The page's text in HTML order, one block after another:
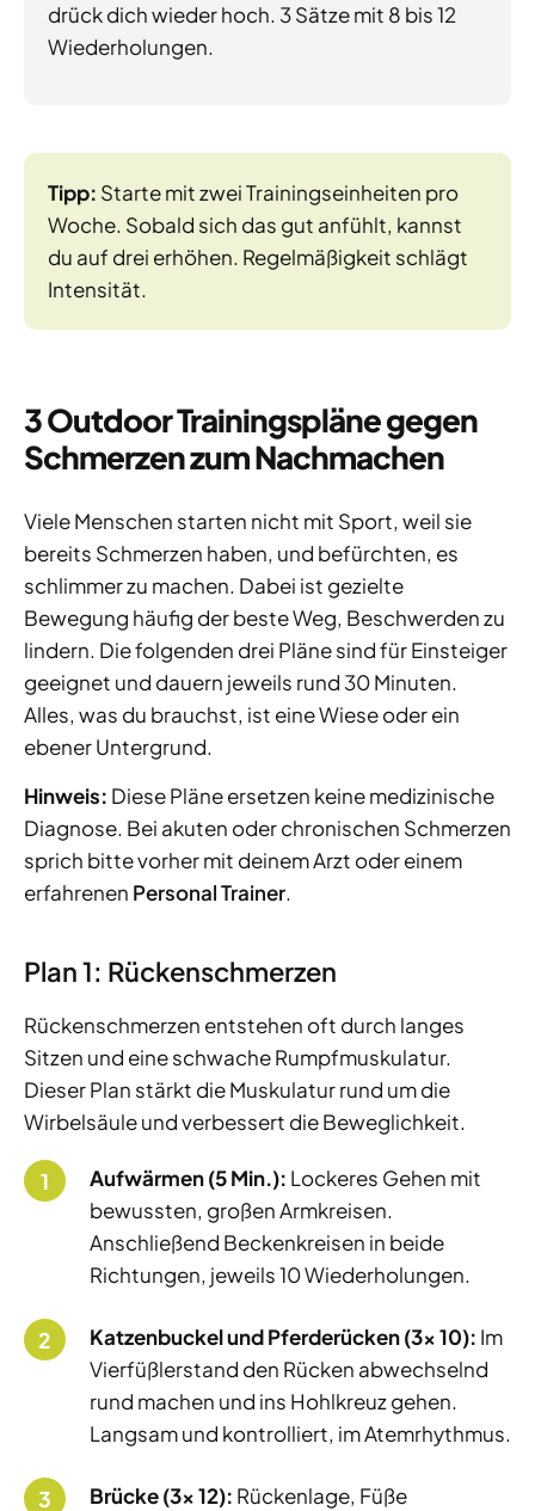
drück dich wieder hoch. 3 Sätze mit 8 bis 12
Wiederholungen.
Tipp: Starte mit zwei Trainingseinheiten pro
Woche. Sobald sich das gut anfühlt, kannst
du auf drei erhöhen. Regelmäßigkeit schlägt
Intensität.
3 Outdoor Trainingspläne gegen
Schmerzen zum Nachmachen
Viele Menschen starten nicht mit Sport, weil sie
bereits Schmerzen haben, und befürchten, es
schlimmer zu machen. Dabei ist gezielte
Bewegung häufig der beste Weg, Beschwerden zu
lindern. Die folgenden drei Pläne sind für Einsteiger
geeignet und dauern jeweils rund 30 Minuten.
Alles, was du brauchst, ist eine Wiese oder ein
ebener Untergrund.
Hinweis: Diese Pläne ersetzen keine medizinische
Diagnose. Bei akuten oder chronischen Schmerzen
sprich bitte vorher mit deinem Arzt oder einem
erfahrenen Personal Trainer.
Plan 1: Rückenschmerzen
Rückenschmerzen entstehen oft durch langes
Sitzen und eine schwache Rumpfmuskulatur.
Dieser Plan stärkt die Muskulatur rund um die
Wirbelsäule und verbessert die Beweglichkeit.
Aufwärmen (5 Min.): Lockeres Gehen mit
bewussten, großen Armkreisen.
Anschließend Beckenkreisen in beide
Richtungen, jeweils 10 Wiederholungen.
Katzenbuckel und Pferderücken (3x 10): Im
Vierfüßlerstand den Rücken abwechselnd
rund machen und ins Hohlkreuz gehen.
Langsam und kontrolliert, im Atemrhythmus.
Brücke (3x 12): Rückenlage, Füße